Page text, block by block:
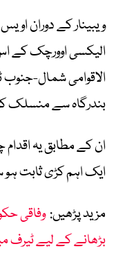
ویبینار کے دوران
الیکسی اوورچک کے
الاقوامی شمال-جنوب
بندرگاہ سے منسلک
ان کے مطابق یہ
ایک اہم کڑی ثابت
مزید پڑھیں:وفاقی
بڑھانے کے لیے ٹیرف